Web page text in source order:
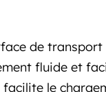
de transport
fluide et
le